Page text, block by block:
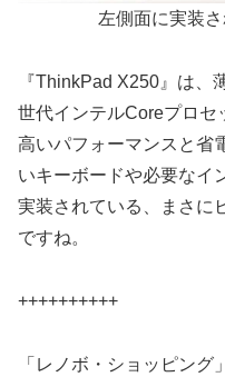
左側面に実装
『ThinkPad X250』は、
世代インテルCoreプロセ
高いパフォーマンスと省
いキーボードや必要なイ
実装されている、まさに
ですね。
++++++++++
「レノボ・ショッピン